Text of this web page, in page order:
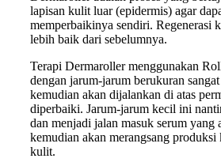
lapisan kulit luar (epidermis) agar
memperbaikinya sendiri. Regenerasi
lebih baik dari sebelumnya.
Terapi Dermaroller menggunakan
dengan jarum-jarum berukuran
kemudian akan dijalankan di atas
diperbaiki. Jarum-jarum kecil ini
dan menjadi jalan masuk serum yang
kemudian akan merangsang produksi
kulit.